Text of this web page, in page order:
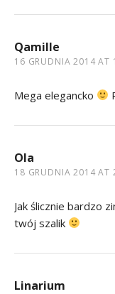
Qamille
16 GRUDNIA 2014 AT
Mega elegancko
Ola
18 GRUDNIA 2014 AT
Jak ślicznie bardzo
twój szalik
Linarium